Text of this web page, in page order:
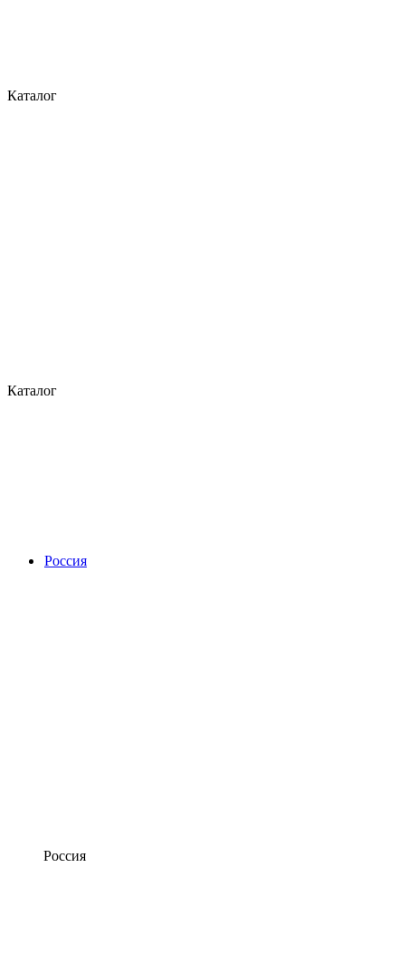
Каталог
Каталог
Россия
Россия